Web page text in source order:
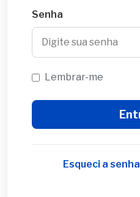
Senha
Lembrar-me
Esqueci a senha